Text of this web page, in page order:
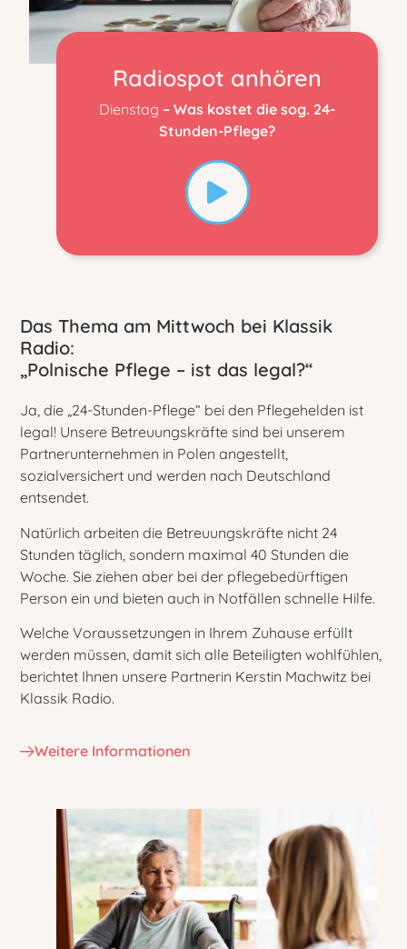
Radiospot anhören
Dienstag – Was kostet die sog. 24-
Stunden-Pflege?
Das Thema am Mittwoch bei Klassik
Radio:
„Polnische Pflege – ist das legal?“
Ja, die „24-Stunden-Pflege“ bei den Pflegehelden ist
legal! Unsere Betreuungskräfte sind bei unserem
Partnerunternehmen in Polen angestellt,
sozialversichert und werden nach Deutschland
entsendet.
Natürlich arbeiten die Betreuungskräfte nicht 24
Stunden täglich, sondern maximal 40 Stunden die
Woche. Sie ziehen aber bei der pflegebedürftigen
Person ein und bieten auch in Notfällen schnelle Hilfe.
Welche Voraussetzungen in Ihrem Zuhause erfüllt
werden müssen, damit sich alle Beteiligten wohlfühlen,
berichtet Ihnen unsere Partnerin Kerstin Machwitz bei
Klassik Radio.
Weitere Informationen